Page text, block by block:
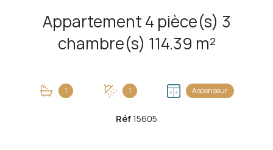
Appartement 4 pièce(s) 3
chambre(s) 114.39 m²
1 1 Ascenseur
Réf15605